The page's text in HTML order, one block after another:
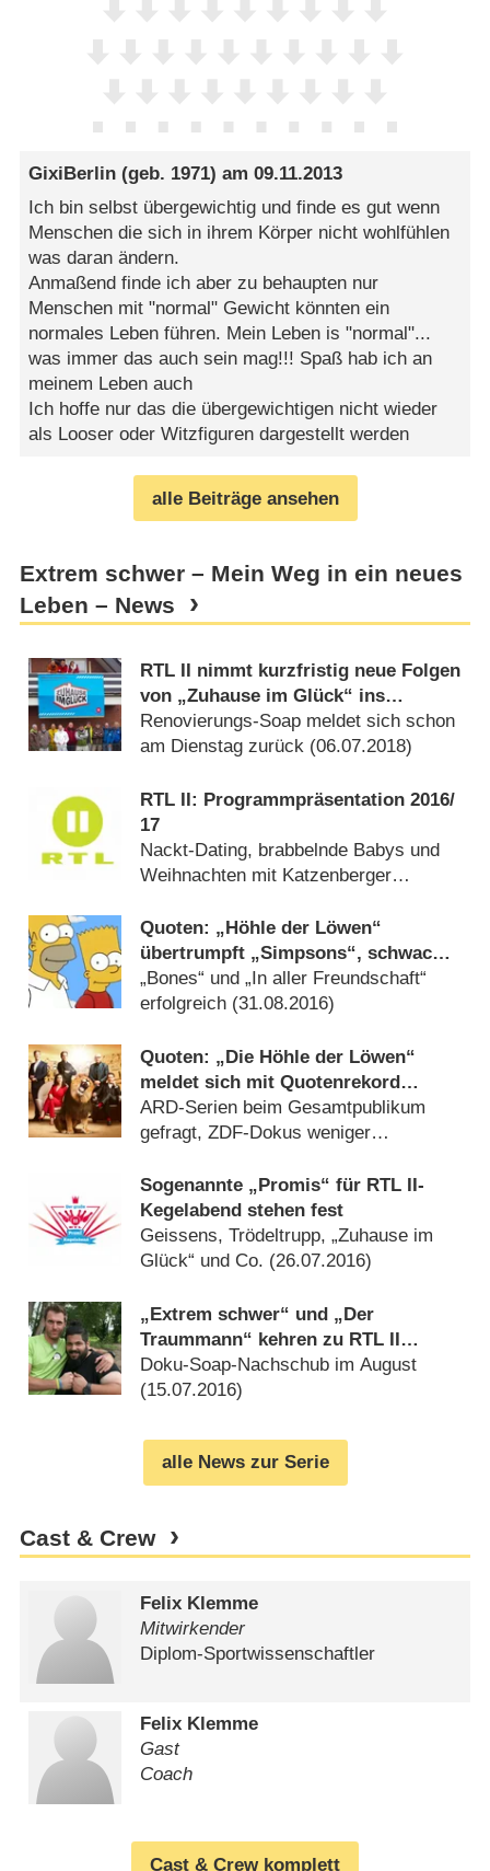
GixiBerlin (geb. 1971) am09.11.2013
Ich bin selbst übergewichtig und finde es gut wenn
Menschen die sich in ihrem Körper nicht wohlfühlen
was daran ändern.
Anmaßend finde ich aber zu behaupten nur
Menschen mit "normal" Gewicht könnten ein
normales Leben führen. Mein Leben is "normal"...
was immer das auch sein mag!!! Spaß hab ich an
meinem Leben auch
Ich hoffe nur das die übergewichtigen nicht wieder
als Looser oder Witzfiguren dargestellt werden
alle Beiträge ansehen
Extrem schwer – Mein Weg in ein neues
Leben – News
RTL II nimmt kurzfristig neue Folgen
von „Zuhause im Glück“ ins
Programm
Renovierungs-Soap meldet sich schon
am Dienstag zurück (06.07.2018)
RTL II: Programmpräsentation 2016/​
17
Nackt-Dating, brabbelnde Babys und
Weihnachten mit Katzenberger
Quoten: „Höhle der Löwen“
übertrumpft „Simpsons“, schwacher
Start für „Legends of Tomorrow“
„Bones“ und „In aller Freundschaft“
erfolgreich (31.08.2016)
Quoten: „Die Höhle der Löwen“
meldet sich mit Quotenrekord
zurück
ARD-Serien beim Gesamtpublikum
gefragt, ZDF-Dokus weniger
Sogenannte „Promis“ für RTL II-
Kegelabend stehen fest
Geissens, Trödeltrupp, „Zuhause im
Glück“ und Co. (26.07.2016)
„Extrem schwer“ und „Der
Traummann“ kehren zu RTL II
zurück
Doku-Soap-Nachschub im August
(15.07.2016)
alle News zur Serie
Cast & Crew
Felix Klemme
Mitwirkender
Diplom-Sportwissenschaftler
Felix Klemme
Gast
Coach
Cast & Crew komplett